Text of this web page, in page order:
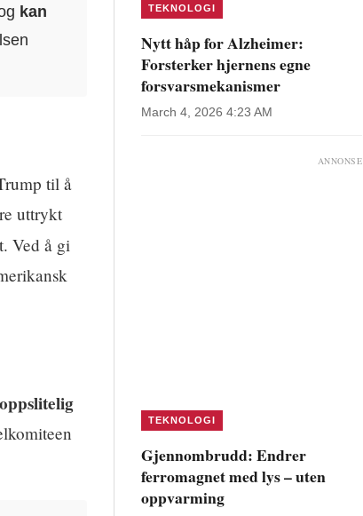
kan
til å
uttrykt
Ved å gi
TEKNOLOGI
Nytt håp for Alzheimer:
Forsterker hjernens egne
forsvarsmekanismer
March 4, 2026 4:23 AM
ANNONSE
TEKNOLOGI
Gjennombrudd: Endrer
ferromagnet med lys – uten
oppvarming